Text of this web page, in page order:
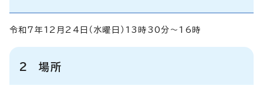
令和7年12月24日（水曜日）13時30分～16時
2 場所